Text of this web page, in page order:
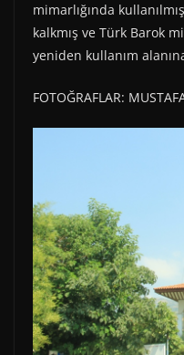
mimarlığında
kalkmış ve Türk Barok
yeniden kullanım
FOTOĞRAFLAR: